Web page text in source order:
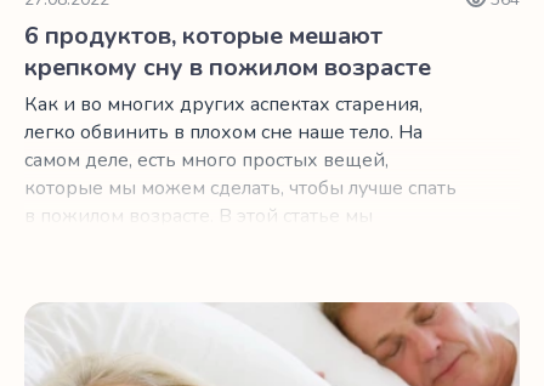
6 продуктов, которые мешают
крепкому сну в пожилом возрасте
Как и во многих других аспектах старения,
легко обвинить в плохом сне наше тело. На
самом деле, есть много простых вещей,
которые мы можем сделать, чтобы лучше спать
в пожилом возрасте. В этой статье мы
ночам.
Простые советы по улучшению сна в зрелом возрасте